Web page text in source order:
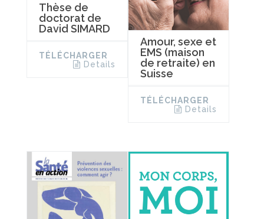
Thèse de
doctorat de
David SIMARD
TÉLÉCHARGER
Details
Amour, sexe et
EMS (maison
de retraite) en
Suisse
TÉLÉCHARGER
Details